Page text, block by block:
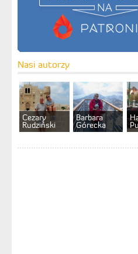
Nasi autorzy
Cezary
Rudziński
Barbara
Górecka